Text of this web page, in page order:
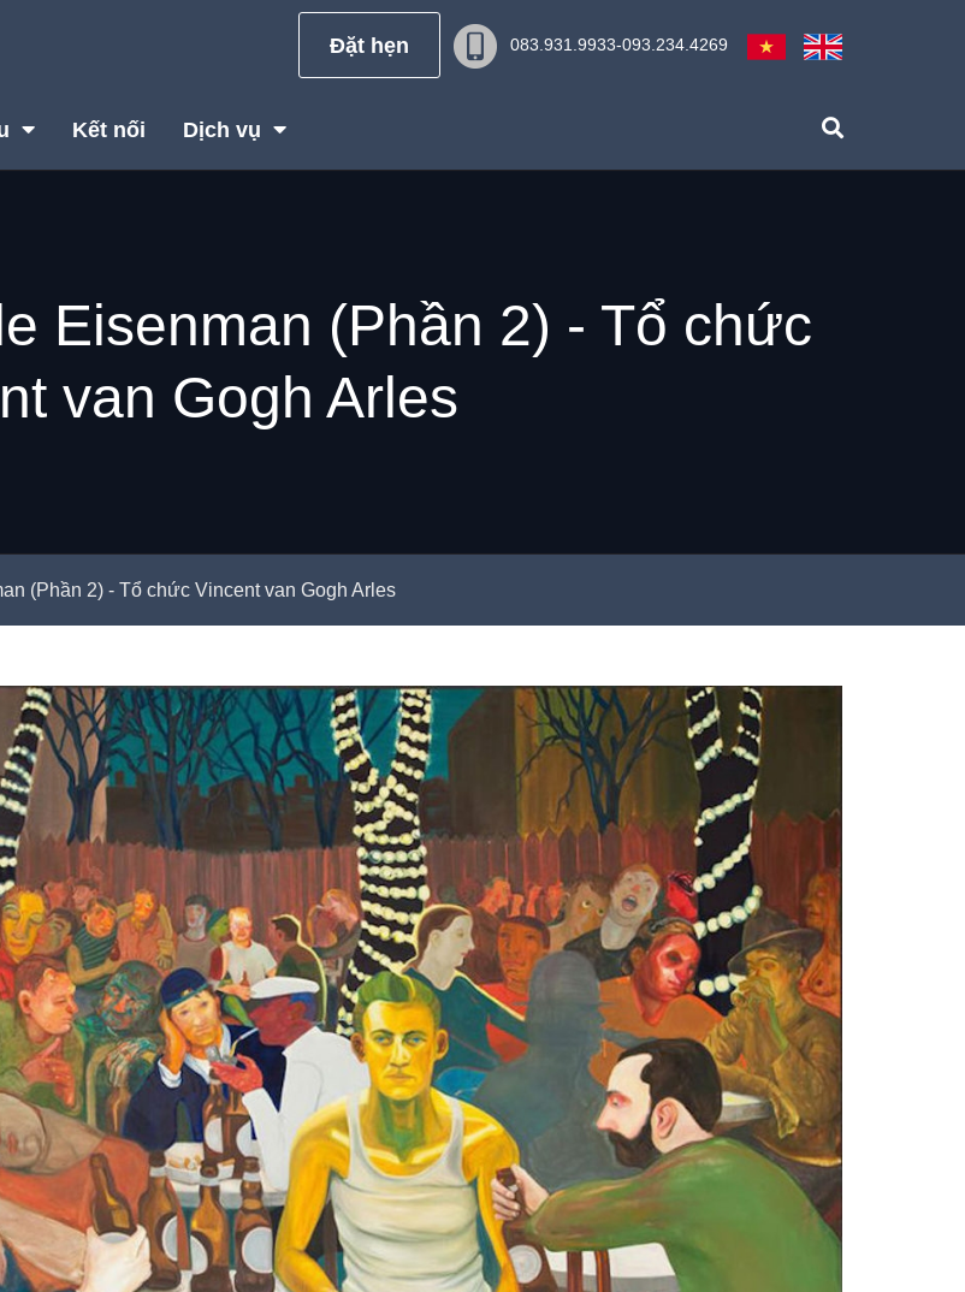
Đặt hẹn 083.931.9933-093.234.4269
Kết nối Dịch vụ
Eisenman (Phần 2) - Tổ chức
van Gogh Arles
(Phần 2) - Tổ chức Vincent van Gogh Arles